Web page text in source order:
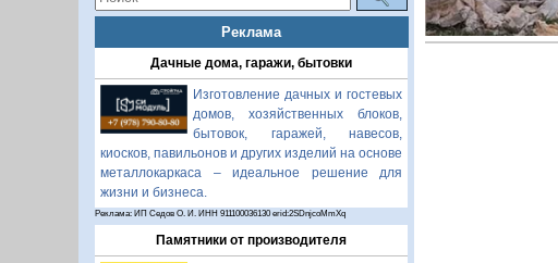
Реклама
Дачные дома, гаражи, бытовки
Изготовление дачных и гостевых
домов, хозяйственных блоков,
бытовок, гаражей, навесов,
киосков, павильонов и других изделий на основе
металлокаркаса – идеальное решение для
жизни и бизнеса.
Реклама: ИП Седов О. И. ИНН 911100036130 erid:2SDnjcoMmXq
Памятники от производителя